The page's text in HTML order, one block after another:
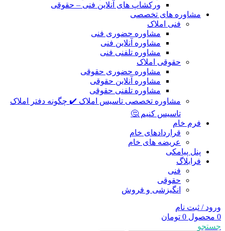
ورکشاپ های آنلاین فنی – حقوقی
مشاوره های تخصصی
فنی املاک
مشاوره حضوری فنی
مشاوره آنلاین فنی
مشاوره تلفنی فنی
حقوقی املاک
مشاوره حضوری حقوقی
مشاوره آنلاین حقوقی
مشاوره تلفنی حقوقی
مشاوره تخصصی تاسیس املاک ✔️ چگونه دفتر املاک
تاسیس کنیم 🤔
فرم خام
قراردادهای خام
عریضه های خام
پنل پیامکی
فرابلاگ
فنی
حقوقی
انگیزشی و فروش
ورود / ثبت نام
0 محصول 0 تومان
جستجو